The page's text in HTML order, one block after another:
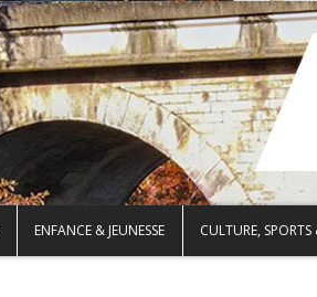
ENFANCE & JEUNESSE CULTURE,